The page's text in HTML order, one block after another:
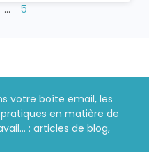
… 5
votre boîte email, les
en matière de
: articles de blog,